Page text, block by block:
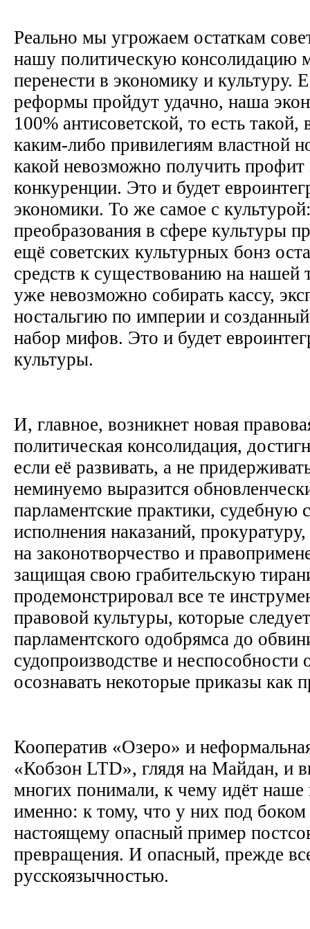
Реально мы угрожаем остаткам
нашу политическую
перенести в экономику и культуру.
реформы пройдут удачно, наша
100% антисоветской, то есть такой,
каким-либо привилегиям властной
какой невозможно получить
конкуренции. Это и будет
экономики. То же самое с
преобразования в сфере культуры
ещё советских культурных бонз
средств к существованию на нашей
уже невозможно собирать кассу,
ностальгию по империи и
набор мифов. Это и будет
культуры.
И, главное, возникнет новая
политическая консолидация,
если её развивать, а не
неминуемо выразится
парламентские практики, судебную
исполнения наказаний,
на законотворчество и
защищая свою грабительскую
продемонстрировал все те
правовой культуры, которые
парламентского одобрямса до
судопроизводстве и неспособности
осознавать некоторые приказы как
Кооператив «Озеро» и
«Кобзон LTD», глядя на Майдан, и
многих понимали, к чему идёт наше
именно: к тому, что у них под боком
настоящему опасный пример
превращения. И опасный, прежде
русскоязычностью.